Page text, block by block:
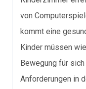
von
kommt eine
Kinder müssen
Bewegung für
Anforderungen in